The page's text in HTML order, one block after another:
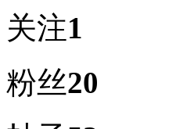
关注1
粉丝20